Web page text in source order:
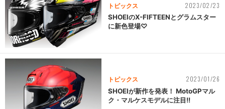
トピックス 2023/02/23
SHOEIのX-FIFTEENとグラムスター
に新色登場♡
トピックス 2023/01/26
SHOEIが新作を発表！ MotoGPマル
ク・マルケスモデルに注目!!